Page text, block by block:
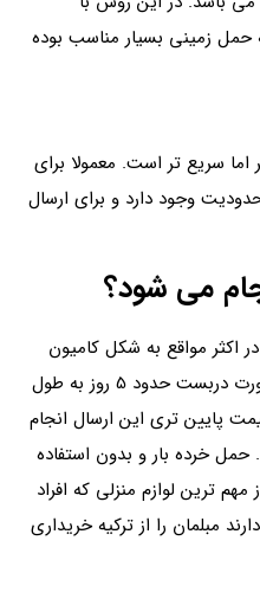
حمل زمینی بسیار مناسب بوده
سریع تر است. معمولا برای
وجود دارد و برای ارسال
می شود؟
اکثر مواقع به شکل کامیون
دربست به حجم کانتینر 40 فوت صورت میگیرد. همچنین زمان ارسال کالا به ترکیه به صورت دربست حدود 5 روز به طول
پایین تری این ارسال انجام
حمل خرده بار و بدون استفاده
ترین لوازم منزلی که افراد
مبلمان را از ترکیه خریداری